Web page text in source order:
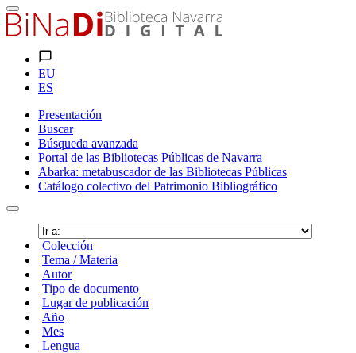
EU
ES
Presentación
Buscar
Búsqueda avanzada
Portal de las Bibliotecas Públicas de Navarra
Abarka: metabuscador de las Bibliotecas Públicas
Catálogo colectivo del Patrimonio Bibliográfico
Colección
Tema / Materia
Autor
Tipo de documento
Lugar de publicación
Año
Mes
Lengua